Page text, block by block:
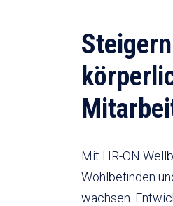
Mit HR-ON
Wohlbefinden
wachsen.